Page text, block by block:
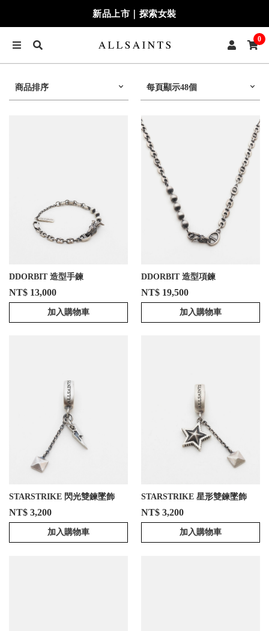
新品上市｜探索女裝
0
商品排序 每頁顯示48個
DDORBIT 造型手鍊
NT$ 13,000
加入購物車
DDORBIT 造型項鍊
NT$ 19,500
加入購物車
STARSTRIKE 閃光雙鍊墜飾
NT$ 3,200
加入購物車
STARSTRIKE 星形雙鍊墜飾
NT$ 3,200
加入購物車